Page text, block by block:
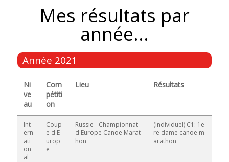
Mes résultats par
année...
Année 2021
Ni
ve
au
Com
pétiti
on
Lieu Résultats
Int
ern
ati
on
al
Coup
e d'E
urop
e
Russie - Championnat
d'Europe Canoe Marat
hon
(Individuel) C1: 1e
re dame canoe m
arathon